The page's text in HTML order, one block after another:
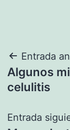
de
Entrada
Algunos
celulitis
Entrada